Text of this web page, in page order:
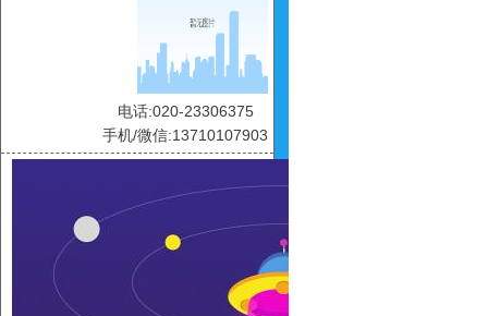
电话:020-23306375
手机/微信:13710107903